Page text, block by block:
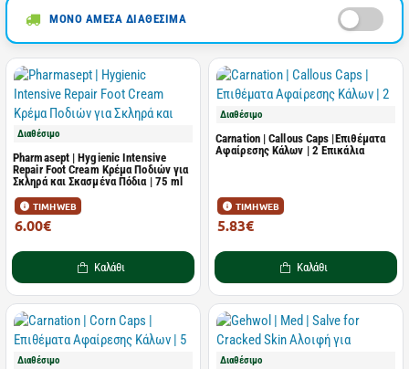
ΜΟΝΟ ΑΜΕΣΑ ΔΙΑΘΕΣΙΜΑ
Διαθέσιμο
Pharmasept | Hygienic Intensive
Repair Foot Cream Κρέμα Ποδιών για
Σκληρά και Σκασμένα Πόδια | 75 ml
ΤΙΜΗ WEB
6.00€
Καλάθι
Διαθέσιμο
Carnation | Callous Caps |Επιθέματα
Αφαίρεσης Κάλων | 2 Επικάλια
ΤΙΜΗ WEB
5.83€
Καλάθι
Διαθέσιμο Διαθέσιμο